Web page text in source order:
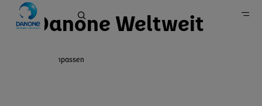
Region anpassen
Danone Weltweit